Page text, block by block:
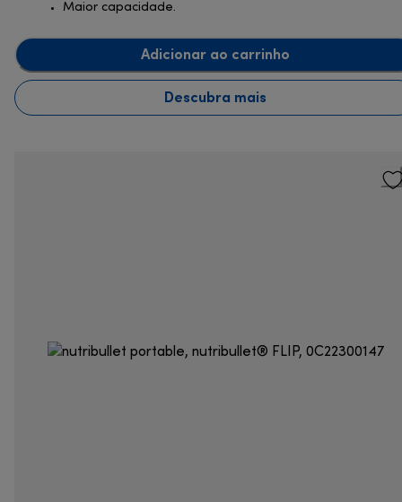
Maior capacidade.
Adicionar ao carrinho
Descubra mais